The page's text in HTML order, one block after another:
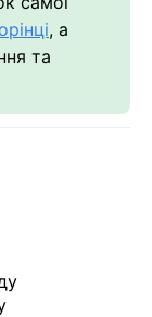
, а
та